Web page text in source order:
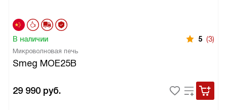
В наличии 5 (3)
Микроволновая печь
Smeg MOE25B
29 990 руб.